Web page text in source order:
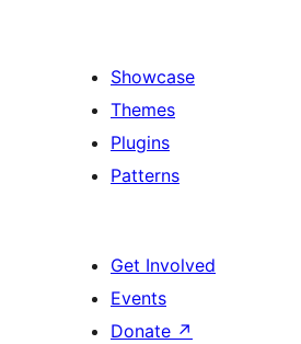
Showcase
Themes
Plugins
Patterns
Get Involved
Events
Donate ↗